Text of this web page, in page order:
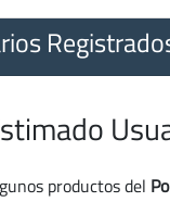
productos del